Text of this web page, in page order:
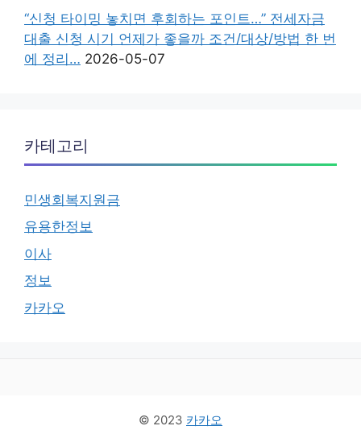
“신청 타이밍 놓치면 후회하는 포인트…” 전세자금
대출 신청 시기 언제가 좋을까 조건/대상/방법 한 번
에 정리… 2026-05-07
카테고리
민생회복지원금
유용한정보
이사
정보
카카오
© 2023 카카오